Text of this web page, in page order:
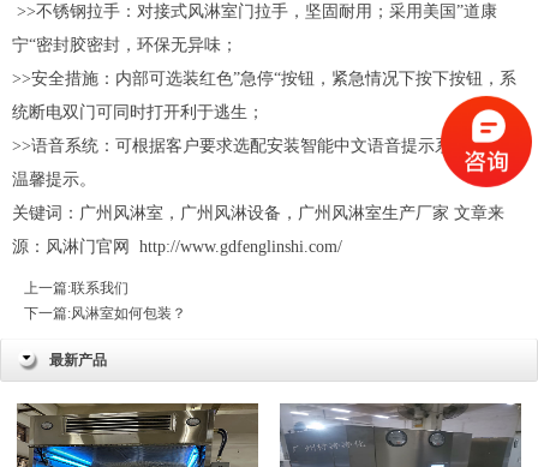
>>不锈钢拉手：对接式风淋室门拉手，坚固耐用；采用美国”道康
宁“密封胶密封，环保无异味；
>>安全措施：内部可选装红色”急停“按钮，紧急情况下按下按钮，系
统断电双门可同时打开利于逃生；
>>语音系统：可根据客户要求选配安装智能中文语音提示系统，智能
温馨提示。
关键词：广州风淋室，广州风淋设备，广州风淋室生产厂家 文章来
源： 风淋门官网 http://www.gdfenglinshi.com/
上一篇:联系我们
下一篇:风淋室如何包装？
最新产品